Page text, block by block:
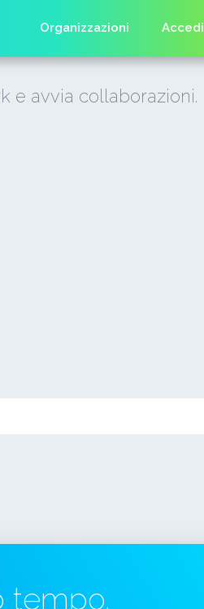
Organizzazioni Accedi
e avvia collaborazioni.
tempo.